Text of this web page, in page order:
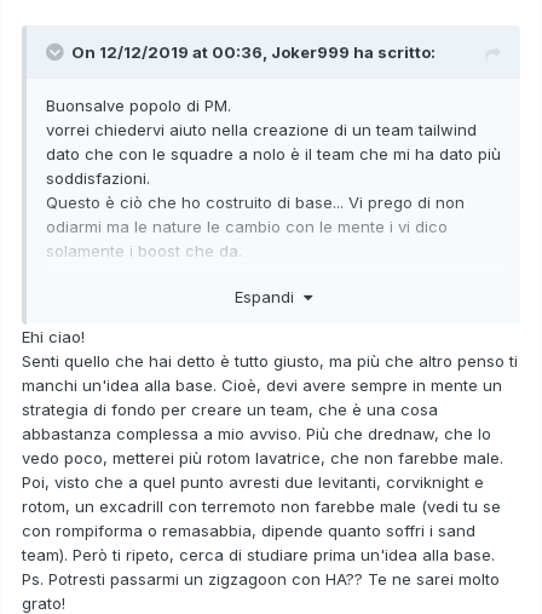
On 12/12/2019 at 00:36, Joker999 ha scritto:
Buonsalve popolo di PM.
vorrei chiedervi aiuto nella creazione di un team tailwind
dato che con le squadre a nolo è il team che mi ha dato più
soddisfazioni.
Questo è ciò che ho costruito di base... Vi prego di non
odiarmi ma le nature le cambio con le mente i vi dico
solamente i boost che da.
chiedo qualche pokemon buono da buildare per non
- dragapult shiny
Clean body
Iv 6* 31
Evs 252 atk 252 spd 6 def
Natura +spd- spatk
Moveset
U turn
Dragon calws
Phantom force
Breaking swipe
Espandi
Ehi ciao!
Senti quello che hai detto è tutto giusto, ma più che altro penso ti
manchi un'idea alla base. Cioè, devi avere sempre in mente un
strategia di fondo per creare un team, che è una cosa
abbastanza complessa a mio avviso. Più che drednaw, che lo
vedo poco, metterei più rotom lavatrice, che non farebbe male.
Poi, visto che a quel punto avresti due levitanti, corviknight e
rotom, un excadrill con terremoto non farebbe male (vedi tu se
con rompiforma o remasabbia, dipende quanto soffri i sand
team). Però ti ripeto, cerca di studiare prima un'idea alla base.
Ps. Potresti passarmi un zigzagoon con HA?? Te ne sarei molto
grato!